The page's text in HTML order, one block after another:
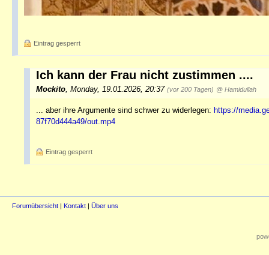
Eintrag gesperrt
Ich kann der Frau nicht zustimmen ....
Mockito Monday, 19.01.2026, 20:37 (vor 200 Tagen) @ Hamidullah
... aber ihre Argumente sind schwer zu widerlegen: https://
87f70d444a49/out.mp4
Eintrag gesperrt
Forumübersicht | Kontakt | Über uns